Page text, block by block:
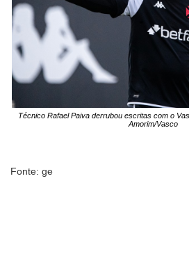
Técnico Rafael Paiva derrubou escritas com o
Amorim/Vasco
Fonte: ge